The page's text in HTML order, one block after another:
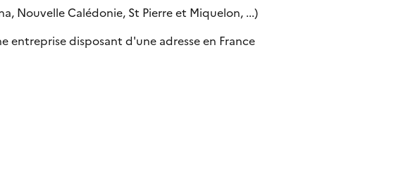
Nouvelle Calédonie, St Pierre et Miquelon, ...)
entreprise disposant d'une adresse en France